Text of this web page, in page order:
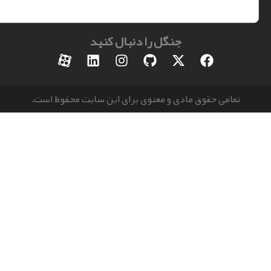
جنگل را دنبال کنید
حقوق مادی و معنوی برای این سایت محفوظ است.